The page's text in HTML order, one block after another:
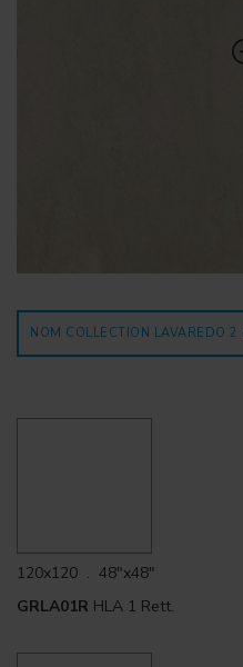
NOM COLLECTION LAVAREDO 2
120x120 . 48"x48"
GRLA01R HLA 1 Rett.